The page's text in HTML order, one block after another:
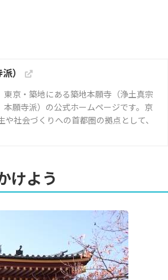
）
東京・築地にある築地本願寺（浄土真宗
本願寺派）の公式ホームページです。京
社会づくりへの首都圏の拠点として、
けよう